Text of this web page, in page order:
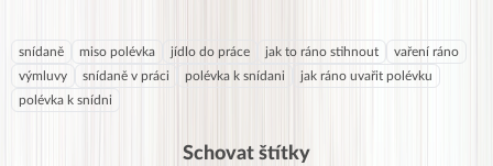
o netlačení na pilu jsem nečetla už tenkrát.
snídaně miso polévka jídlo do práce jak to ráno stihnout
vaření ráno
výmluvy
snídaně v práci polévka k snídani
jak ráno uvařit polévku
polévka k snídni
Schovat štítky